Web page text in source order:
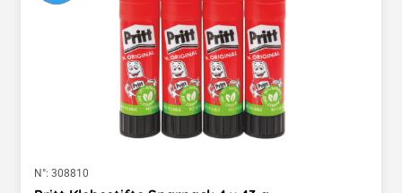
N°: 308810